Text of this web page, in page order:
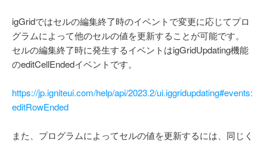
igGridではセルの編集終了時のイベントで変更に応じてプロ
グラムによって他のセルの値を更新することが可能です。
セルの編集終了時に発生するイベントはigGridUpdating機能
のeditCellEndedイベントです。
https://jp.igniteui.com/help/api/2023.2/ui.iggridupdating#events:
editRowEnded
また、プログラムによってセルの値を更新するには、同じく